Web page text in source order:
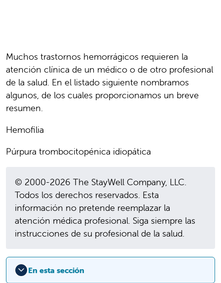
Muchos trastornos hemorrágicos requieren la
atención clínica de un médico o de otro profesional
de la salud. En el listado siguiente nombramos
algunos, de los cuales proporcionamos un breve
resumen.
Hemofilia
Púrpura trombocitopénica idiopática
© 2000-2026 The StayWell Company, LLC.
Todos los derechos reservados. Esta
información no pretende reemplazar la
atención médica profesional. Siga siempre las
instrucciones de su profesional de la salud.
En esta sección